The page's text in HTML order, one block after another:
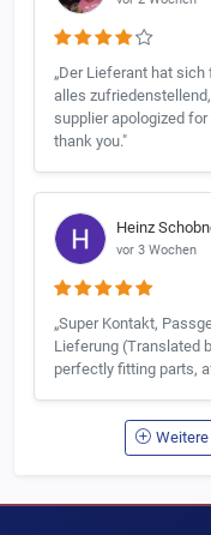
„Der Lieferant hat
alles
supplier apologized
thank you."
Heinz
vor 3 Wochen
„Super Kontakt,
Lieferung (Translated
perfectly fitting parts,